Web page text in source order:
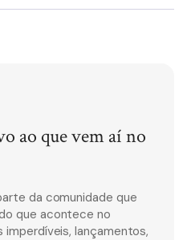
ao que vem aí no
da comunidade que
que acontece no
lançamentos,